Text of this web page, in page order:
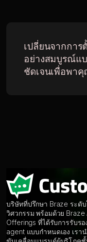
เปลี่ยนจากการ
อย่างสมบูรณ์แบ
ชัดเจนเพื่อพา
บริษัทที่ปรึกษา Braze ระดั
วิศวกรรม พร้อมด้วย
Offerings ที่ได้รับการรับร
agent แบบกำหนดเอง เรา